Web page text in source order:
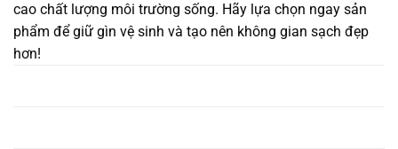
cao chất lượng môi trường sống. Hãy lựa chọn ngay sản
phẩm để giữ gìn vệ sinh và tạo nên không gian sạch đẹp
hơn!